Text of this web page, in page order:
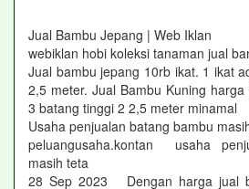
Jual Bambu Jepang | Web Iklan
webiklan hobi koleksi tanaman jual
Jual bambu jepang 10rb ikat. 1 ikat
2,5 meter. Jual Bambu Kuning
3 batang tinggi 2 2,5 meter minamal
Usaha penjualan batang bambu
peluangusaha.kontan usaha
masih teta
28 Sep 2023 Dengan harga jual